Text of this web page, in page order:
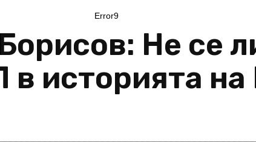
Error9
Не се
историята на